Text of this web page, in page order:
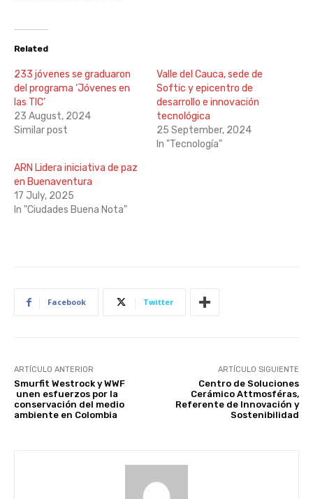
Related
233 jóvenes se graduaron
del programa ‘Jóvenes en
las TIC’
23 August, 2024
Similar post
Valle del Cauca, sede de
Softic y epicentro de
desarrollo e innovación
tecnológica
25 September, 2024
In "Tecnología"
ARN Lidera iniciativa de paz
en Buenaventura
17 July, 2025
In "Ciudades Buena Nota"
Facebook Twitter
ARTÍCULO ANTERIOR
Smurfit Westrock y WWF
unen esfuerzos por la
conservación del medio
ambiente en Colombia
ARTÍCULO SIGUIENTE
Centro de Soluciones
Cerámico Attmosféras,
Referente de Innovación y
Sostenibilidad